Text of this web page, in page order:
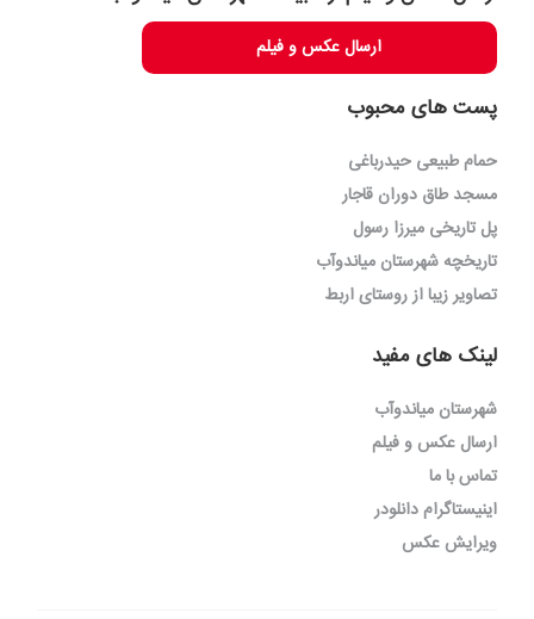
ارسال عکس و فیلم
پست های محبوب
حمام طبیعی حیدرباغی
مسجد طاق دوران قاجار
پل تاریخی میرزا رسول
تاریخچه شهرستان میاندوآب
تصاویر زیبا از روستای اربط
لینک های مفید
شهرستان میاندوآب
ارسال عکس و فیلم
تماس با ما
اینیستاگرام دانلودر
ویرایش عکس